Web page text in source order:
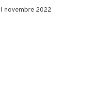
1 novembre 2022